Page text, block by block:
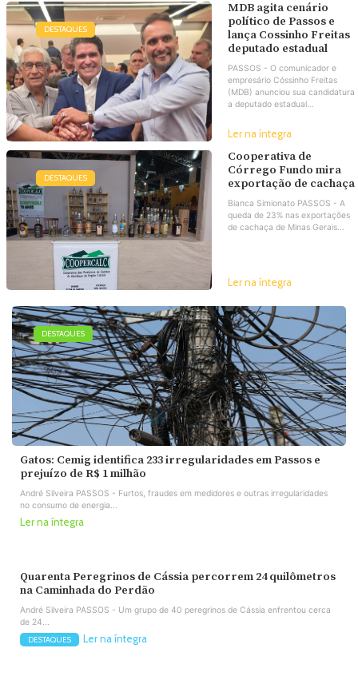
DESTAQUES
MDB agita cenário
político de Passos e
lança Cossinho Freitas
deputado estadual
PASSOS - O comunicador e
empresário Cóssinho Freitas
(MDB) anunciou sua candidatura
a deputado estadual...
Ler na íntegra
DESTAQUES
Cooperativa de
Córrego Fundo mira
exportação de cachaça
Bianca Simionato PASSOS - A
queda de 23% nas exportações
de cachaça de Minas Gerais...
Ler na íntegra
DESTAQUES
Gatos: Cemig identifica 233 irregularidades em Passos e
prejuízo de R$ 1 milhão
André Silveira PASSOS - Furtos, fraudes em medidores e outras irregularidades
no consumo de energia...
Ler na íntegra
Quarenta Peregrinos de Cássia percorrem 24 quilômetros
na Caminhada do Perdão
André Silveira PASSOS - Um grupo de 40 peregrinos de Cássia enfrentou cerca
de 24...
DESTAQUES Ler na íntegra